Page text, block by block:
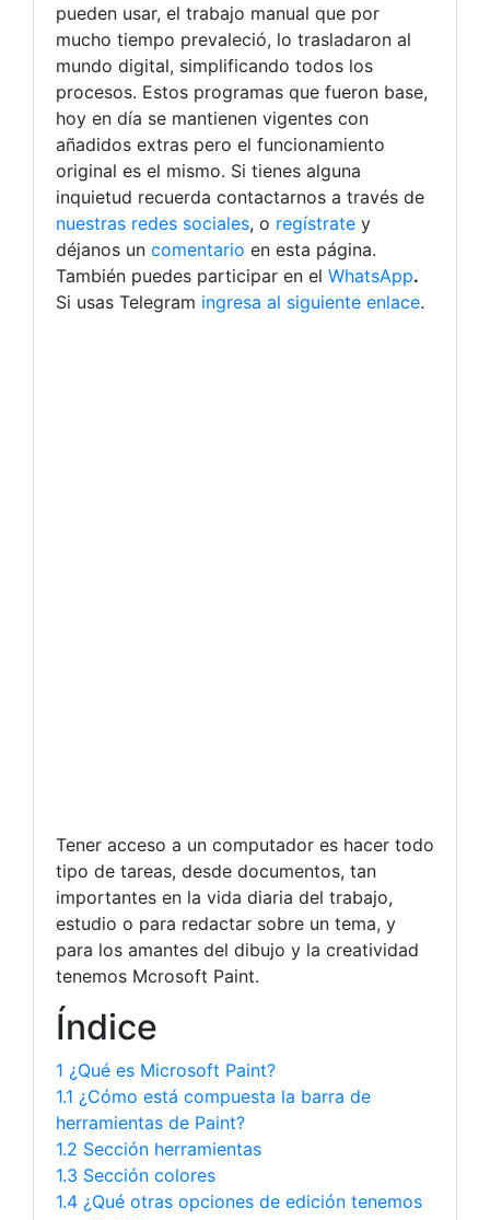
pueden usar, el trabajo manual que por
mucho tiempo prevaleció, lo trasladaron al
mundo digital, simplificando todos los
procesos. Estos programas que fueron base,
hoy en día se mantienen vigentes con
añadidos extras pero el funcionamiento
original es el mismo. Si tienes alguna
inquietud recuerda contactarnos a través de
nuestras redes sociales, o regístrate y
déjanos un comentario en esta página.
También puedes participar en el WhatsApp.
Si usas Telegram ingresa al siguiente enlace.
Tener acceso a un computador es hacer todo
tipo de tareas, desde documentos, tan
importantes en la vida diaria del trabajo,
estudio o para redactar sobre un tema, y
para los amantes del dibujo y la creatividad
tenemos Mcrosoft Paint.
Índice
1 ¿Qué es Microsoft Paint?
1.1 ¿Cómo está compuesta la barra de
herramientas de Paint?
1.2 Sección herramientas
1.3 Sección colores
1.4 ¿Qué otras opciones de edición tenemos